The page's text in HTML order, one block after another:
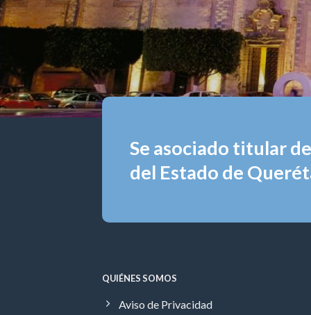
Se asociado titular
del Estado de
QUIÉNES SOMOS
Aviso de Privacidad